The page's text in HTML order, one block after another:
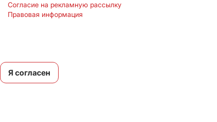
Согласие на рекламную рассылку
Правовая информация
Я согласен